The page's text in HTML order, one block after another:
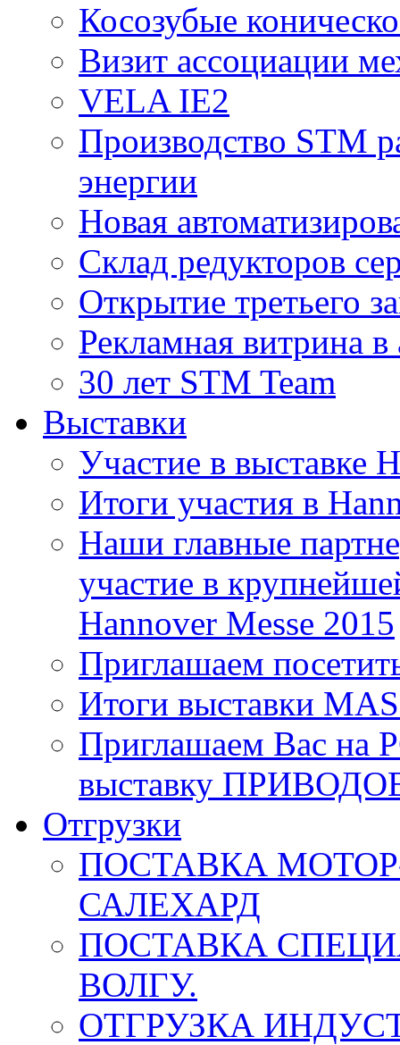
Косозубые
Визит ассоциации
VELA IE2
Производство STM
энергии
Новая
Склад редукторов
Открытие третьего
Рекламная витрина в
30 лет STM Team
Выставки
Участие в выставке
Итоги участия в
Наши главные
участие в
Hannover Messe 2015
Приглашаем
Итоги выставки
Приглашаем Вас на
выставку
Отгрузки
ПОСТАВКА
САЛЕХАРД
ПОСТАВКА
ВОЛГУ.
ОТГРУЗКА